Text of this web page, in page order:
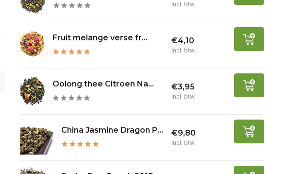
Incl. btw
Fruit melange verse fr... €4,10
Incl. btw
Oolong thee Citroen Na... €3,95
Incl. btw
China Jasmine Dragon P... €9,80
Incl. btw